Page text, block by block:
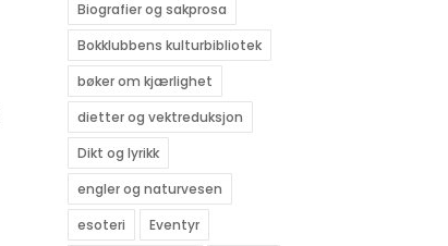
Biografier og sakprosa
Bokklubbens kulturbibliotek
bøker om kjærlighet
dietter og vektreduksjon
Dikt og lyrikk
engler og naturvesen
esoteri
Eventyr